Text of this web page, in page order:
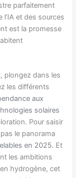
parfaitement
et des sources
est la promesse
plongez dans les
les différents
aux
solaires
Pour saisir
le panorama
en 2025. Et
les ambitions
hydrogène, cet